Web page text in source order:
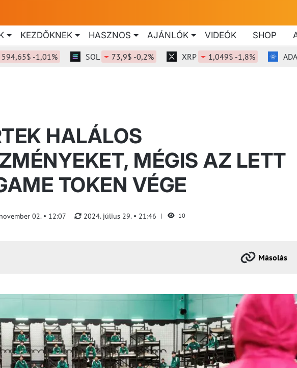
KEZDŐKNEK HASZNOS AJÁNLÓK VIDEÓK SHOP
-1,01% SOL 73,9$ -0,2% XRP 1,049$ -1,8% ADA
HALÁLOS
MÉGIS AZ LETT
TOKEN VÉGE
02. 12:07 2024. július 29. 21:46 10
Másolás